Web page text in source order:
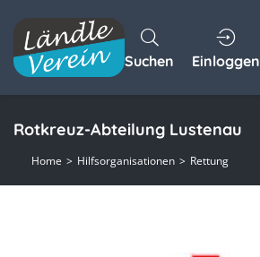
Suchen Einloggen
Rotkreuz-Abteilung Lustenau
Home Hilfsorganisationen Rettung